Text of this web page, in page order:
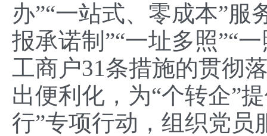
办”“一站式、零成本”服
报承诺制”“一址多照”“
工商户31条措施的贯彻
出便利化，为“个转企”
行”专项行动，组织党员